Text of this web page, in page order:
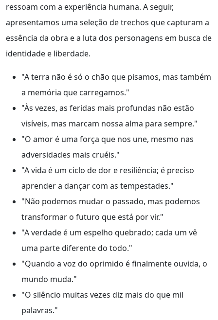
ressoam com a experiência humana. A seguir,
apresentamos uma seleção de trechos que capturam a
essência da obra e a luta dos personagens em busca de
identidade e liberdade.
"A terra não é só o chão que pisamos, mas também
a memória que carregamos."
"Às vezes, as feridas mais profundas não estão
visíveis, mas marcam nossa alma para sempre."
"O amor é uma força que nos une, mesmo nas
adversidades mais cruéis."
"A vida é um ciclo de dor e resiliência; é preciso
aprender a dançar com as tempestades."
"Não podemos mudar o passado, mas podemos
transformar o futuro que está por vir."
"A verdade é um espelho quebrado; cada um vê
uma parte diferente do todo."
"Quando a voz do oprimido é finalmente ouvida, o
mundo muda."
"O silêncio muitas vezes diz mais do que mil
palavras."